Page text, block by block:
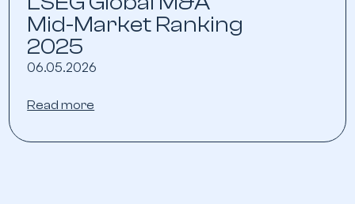
Mid-Market Ranking
2025
06.05.2026
Read more